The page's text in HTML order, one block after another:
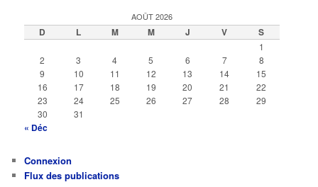
AOÛT 2026
D L M M J V S
1
2
3 4 5 6 7
8
9
10 11 12 13 14
15
16
17 18 19 20 21
22
23
24 25 26 27 28
29
30
31
« Déc
Connexion
Flux des publications